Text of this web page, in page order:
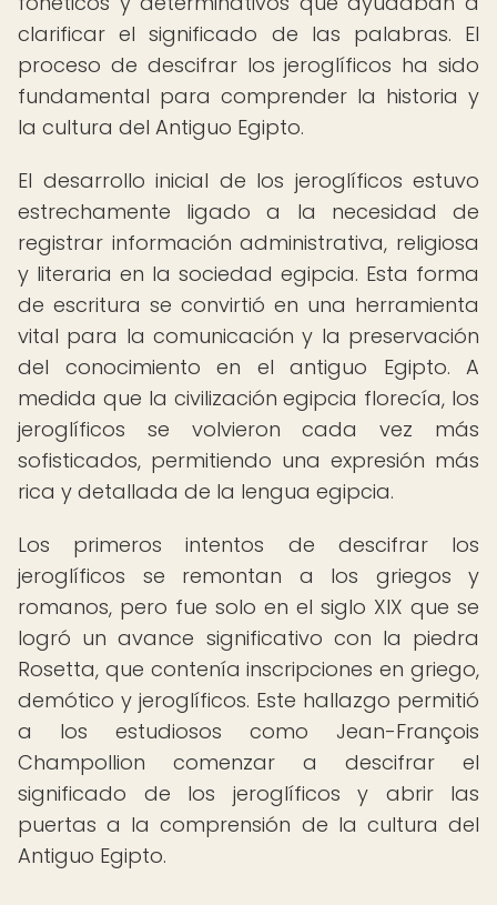
clarificar el significado de las palabras. El
proceso de descifrar los jeroglíficos ha sido
fundamental para comprender la historia y
la cultura del Antiguo Egipto.
El desarrollo inicial de los jeroglíficos estuvo
estrechamente ligado a la necesidad de
registrar información administrativa, religiosa
y literaria en la sociedad egipcia. Esta forma
de escritura se convirtió en una herramienta
vital para la comunicación y la preservación
del conocimiento en el antiguo Egipto. A
medida que la civilización egipcia florecía, los
jeroglíficos se volvieron cada vez más
sofisticados, permitiendo una expresión más
rica y detallada de la lengua egipcia.
Los primeros intentos de descifrar los
jeroglíficos se remontan a los griegos y
romanos, pero fue solo en el siglo XIX que se
logró un avance significativo con la piedra
Rosetta, que contenía inscripciones en griego,
demótico y jeroglíficos. Este hallazgo permitió
a los estudiosos como Jean-François
Champollion comenzar a descifrar el
significado de los jeroglíficos y abrir las
puertas a la comprensión de la cultura del
Antiguo Egipto.